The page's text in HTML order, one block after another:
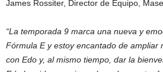
James Rossiter, Director de Equipo,
“La temporada 9 marca una nueva y
Fórmula E y estoy encantado de ampliar
con Edo y, al mismo tiempo, dar la